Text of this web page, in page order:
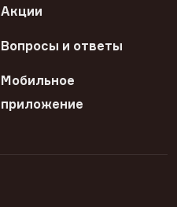
Акции
Вопросы и ответы
Мобильное
приложение